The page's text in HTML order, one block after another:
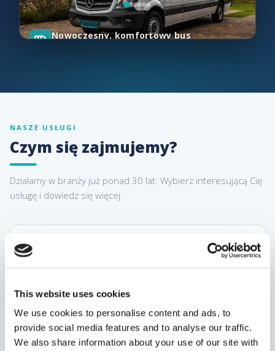
This website uses cookies
We use cookies to personalise content and ads, to
provide social media features and to analyse our traffic.
We also share information about your use of our site with
Nowoczesny, komfortowy bus
NASZE USŁUGI
Czym się zajmujemy?
Działamy w branży już ponad 30 lat. Wybierz interesującą Cię
usługę i dowiedz się więcej.
Wiesbaden
łódzkie, śląskie, opolskie i dolnośląskie.
Sprawdź trasę